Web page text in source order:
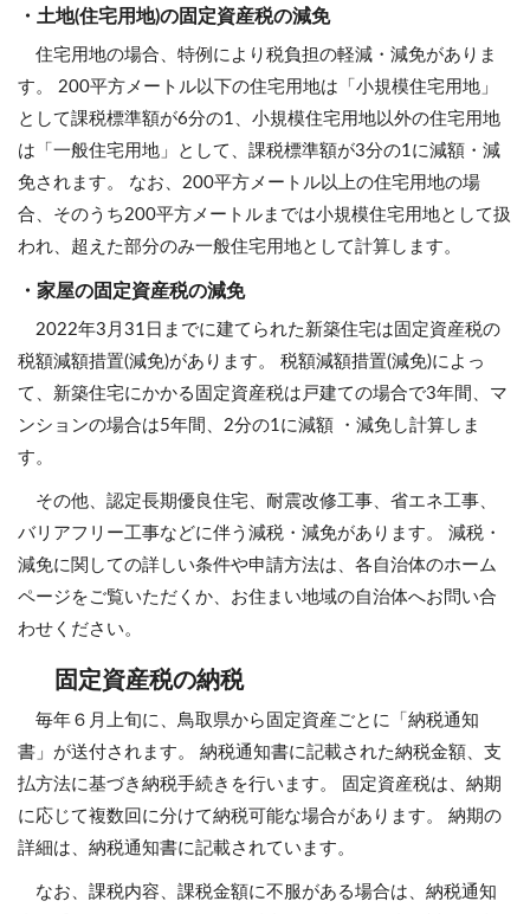
・土地(住宅用地)の固定資産税の減免
住宅用地の場合、特例により税負担の軽減・減免がありま
す。 200平方メートル以下の住宅用地は「小規模住宅用地」
として課税標準額が6分の1、小規模住宅用地以外の住宅用地
は「一般住宅用地」として、課税標準額が3分の1に減額・減
免されます。 なお、200平方メートル以上の住宅用地の場
合、そのうち200平方メートルまでは小規模住宅用地として扱
われ、超えた部分のみ一般住宅用地として計算します。
・家屋の固定資産税の減免
2022年3月31日までに建てられた新築住宅は固定資産税の
税額減額措置(減免)があります。 税額減額措置(減免)によっ
て、新築住宅にかかる固定資産税は戸建ての場合で3年間、マ
ンションの場合は5年間、2分の1に減額 ・減免し計算しま
す。
その他、認定長期優良住宅、耐震改修工事、省エネ工事、
バリアフリー工事などに伴う減税・減免があります。 減税・
減免に関しての詳しい条件や申請方法は、各自治体のホーム
ページをご覧いただくか、お住まい地域の自治体へお問い合
わせください。
固定資産税の納税
毎年６月上旬に、鳥取県から固定資産ごとに「納税通知
書」が送付されます。 納税通知書に記載された納税金額、支
払方法に基づき納税手続きを行います。 固定資産税は、納期
に応じて複数回に分けて納税可能な場合があります。 納期の
詳細は、納税通知書に記載されています。
なお、課税内容、課税金額に不服がある場合は、納税通知